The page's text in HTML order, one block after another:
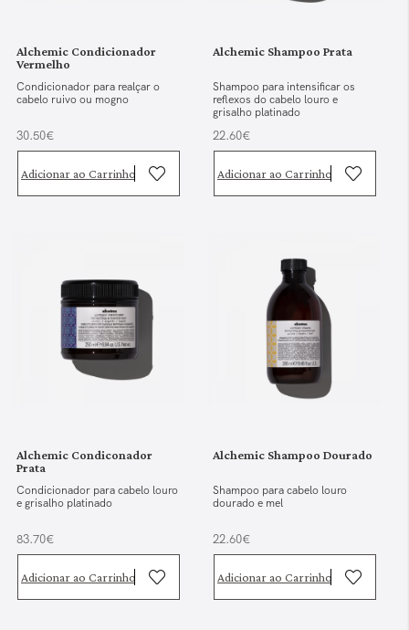
Alchemic Condicionador
Vermelho
Condicionador para realçar o
cabelo ruivo ou mogno
30.50€
Adicionar ao Carrinho
Alchemic Shampoo Prata
Shampoo para intensificar os
reflexos do cabelo louro e
grisalho platinado
22.60€
Adicionar ao Carrinho
Alchemic Condiconador
Prata
Condicionador para cabelo louro
e grisalho platinado
83.70€
Adicionar ao Carrinho
Alchemic Shampoo Dourado
Shampoo para cabelo louro
dourado e mel
22.60€
Adicionar ao Carrinho